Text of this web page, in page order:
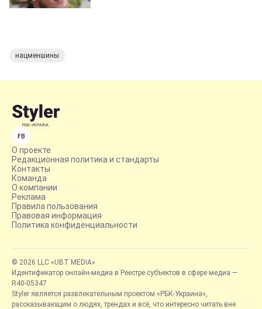
нацменшины
FB
О проекте
Редакционная политика и стандарты
Контакты
Команда
О компании
Реклама
Правила пользования
Правовая информация
Политика конфиденциальности
© 2026 LLC «UBT MEDIA»
Идентификатор онлайн-медиа в Реестре субъектов в сфере медиа —
R40-05347
Styler является развлекательным проектом «РБК-Украина»,
рассказывающим о людях, трендах и всё, что интересно читать вне